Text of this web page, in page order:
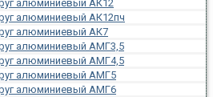
алюминиевый АК12
алюминиевый АК12пч
алюминиевый АК7
алюминиевый АМГ3,5
алюминиевый АМГ4,5
алюминиевый АМГ5
алюминиевый АМГ6